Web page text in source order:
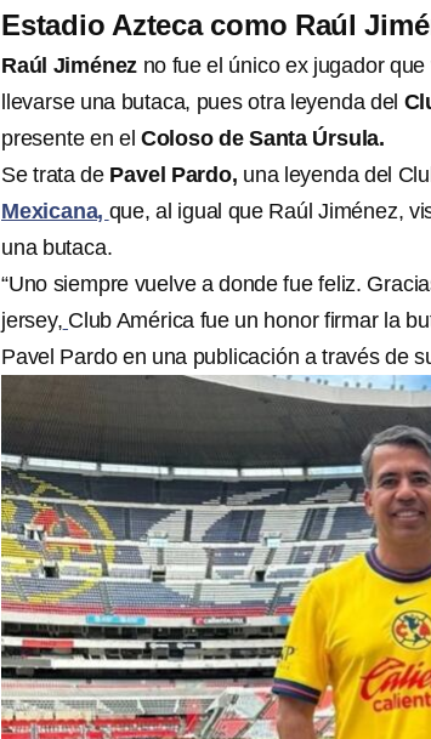
Estadio Azteca como Raúl
Raúl Jiménez no fue el único ex jugador que
llevarse una butaca, pues otra leyenda del
presente en el Coloso de Santa Úrsula.
Se trata de Pavel Pardo, una leyenda del
Mexicana, que, al igual que Raúl Jiménez,
una butaca.
“Uno siempre vuelve a donde fue feliz.
jersey, Club América fue un honor firmar la
Pavel Pardo en una publicación a través de